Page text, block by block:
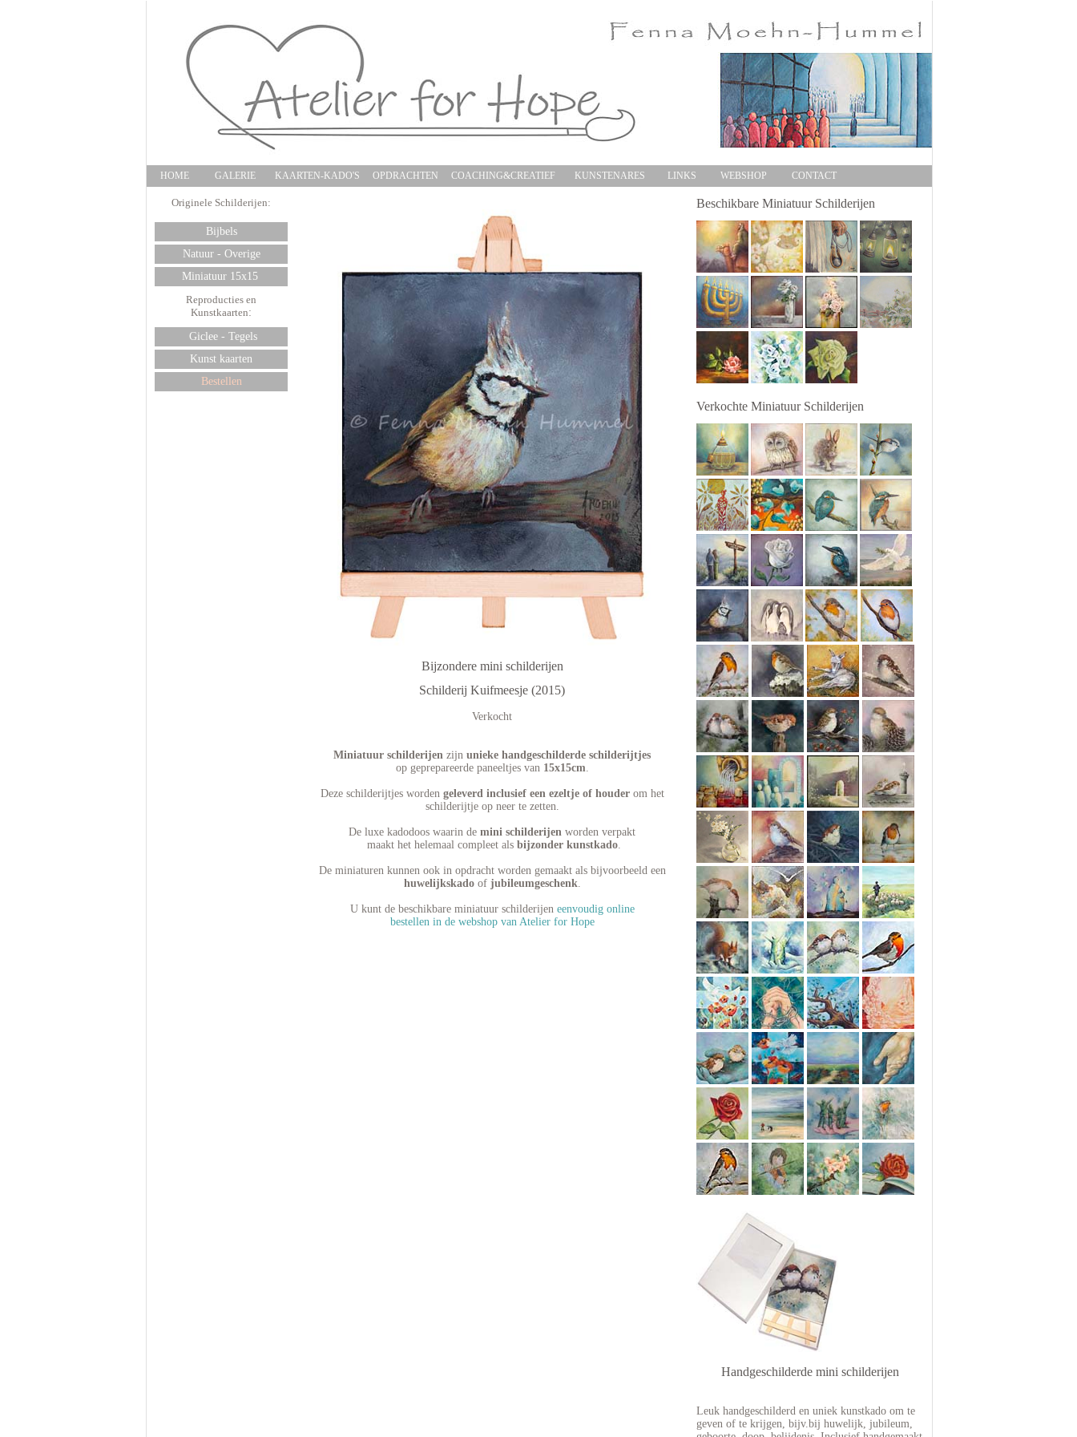
HOME GALERIE KAARTEN-KADO'S OPDRACHTEN COACHING&CREATIEF KUNSTENARES LINKS WEBSHOP CONTACT
Originele Schilderijen:
Bijbels
Natuur - Overige
Miniatuur 15x15
Reproducties en
Kunstkaarten:
Giclee - Tegels
Kunst kaarten
Bestellen
Bijzondere mini schilderijen
Schilderij Kuifmeesje (2015)
Verkocht
Miniatuur schilderijen zijnunieke handgeschilderde schilderijtjes
op geprepareerde paneeltjes van 15x15cm.
Deze schilderijtjes worden geleverd inclusief een ezeltje of houderom het
schilderijtje op neer te zetten.
De luxe kadodoos waarin demini schilderijen worden verpakt
maakt het helemaal compleet als bijzonder kunstkado.
De miniaturen kunnen ook in opdracht worden gemaakt als bijvoorbeeld een
huwelijkskadoof jubileumgeschenk.
U kunt de beschikbare miniatuur schilderijen eenvoudig online
bestellen in de webshop van Atelier for Hope
Beschikbare Miniatuur Schilderijen
Verkochte Miniatuur Schilderijen
Handgeschilderde mini schilderijen
Leuk handgeschilderd en uniek kunstkado om te
geven of te krijgen, bijv.bij huwelijk, jubileum,